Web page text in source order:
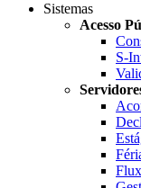
Sistemas
Acesso
S-